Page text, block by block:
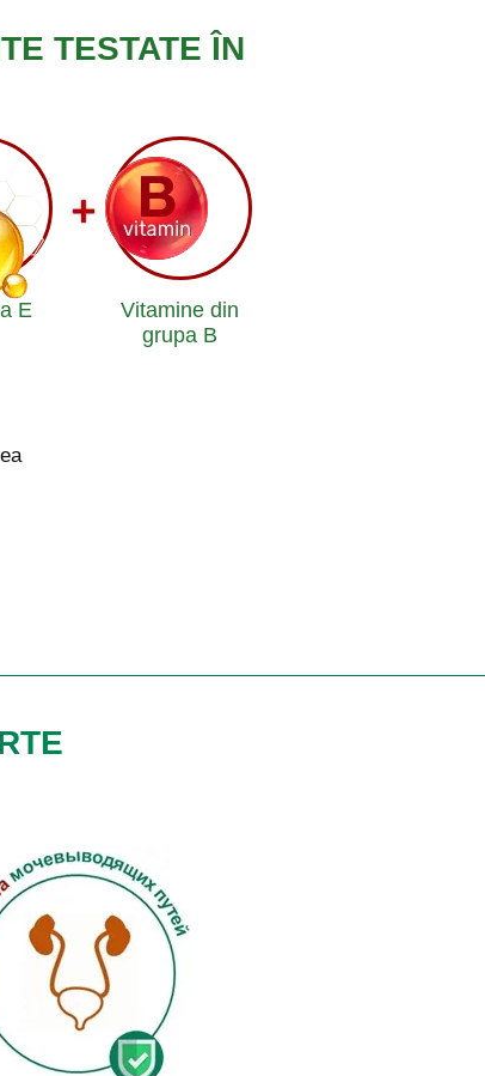
TESTATE ÎN
E
Vitamine din
grupa B